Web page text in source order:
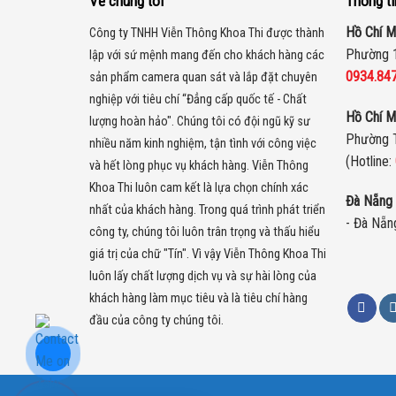
Công ty TNHH Viễn Thông Khoa Thi được thành
lập với sứ mệnh mang đến cho khách hàng các
sản phẩm camera quan sát và lắp đặt chuyên
nghiệp với tiêu chí “Đẳng cấp quốc tế - Chất
lượng hoàn hảo". Chúng tôi có đội ngũ kỹ sư
nhiều năm kinh nghiệm, tận tình với công việc
và hết lòng phục vụ khách hàng. Viễn Thông
Khoa Thi luôn cam kết là lựa chọn chính xác
nhất của khách hàng. Trong quá trình phát triển
công ty, chúng tôi luôn trân trọng và thấu hiểu
giá trị của chữ "Tín". Vì vậy Viễn Thông Khoa Thi
luôn lấy chất lượng dịch vụ và sự hài lòng của
khách hàng làm mục tiêu và là tiêu chí hàng
đầu của công ty chúng tôi.
Hồ Chí
Phường
Hồ Chí
Phường
(Hotline:
Đà Nẵng
- Đà